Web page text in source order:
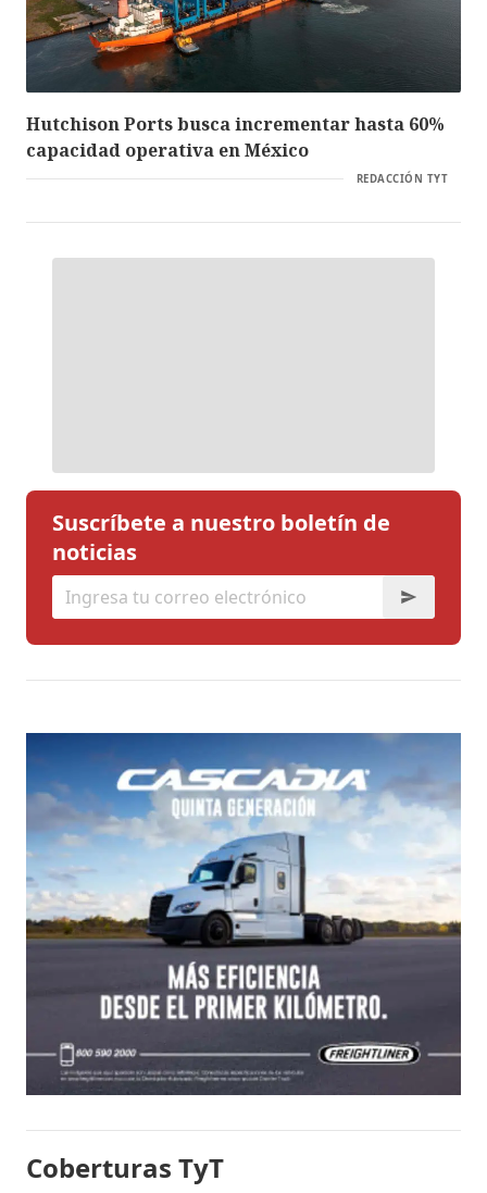
Hutchison Ports busca incrementar hasta 60%
capacidad operativa en México
REDACCIÓN TYT
Suscríbete a nuestro boletín de
noticias
Coberturas TyT